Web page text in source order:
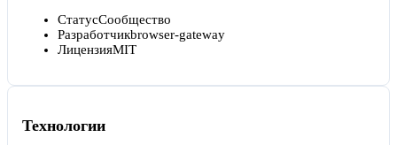
СтатусСообщество
Разработчикbrowser-gateway
ЛицензияMIT
Технологии